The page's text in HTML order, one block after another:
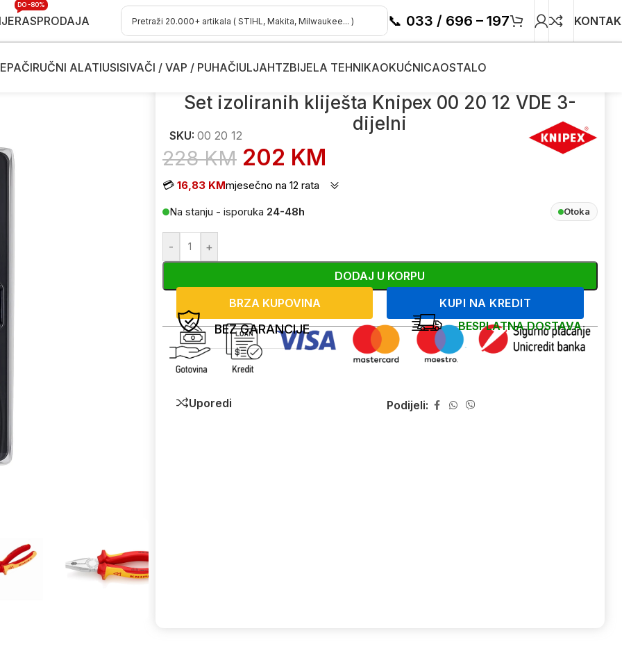
RASPRODAJA
DO -80%
📞 033 / 696 – 197
RUČNI ALATIUSISIVAČI / VAP / PUHAČIULJAHTZBIJELA TEHNIKAOKUĆNICAOSTALO
Knipex 00 20 12 VDE 3-dijelni
Set izoliranih kliješta Knipex 00 20 12 VDE 3-
dijelni
SKU: 00 20 12
228KM 202 KM
💳 16,83 KMmjesečno na 12 rata
Na stanju - isporuka 24-48h Otoka
- +
DODAJ U KORPU
BRZA KUPOVINA
KUPI NA KREDIT
BEZ GARANCIJE BESPLATNA DOSTAVA
Uporedi Podijeli: